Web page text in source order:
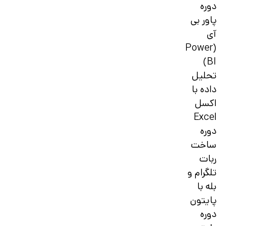
دوره
پاور بی
آی
(Power
BI)
تحلیل
داده با
اکسل
Excel
دوره
ساخت
ربات
تلگرام و
بله با
پایتون
دوره